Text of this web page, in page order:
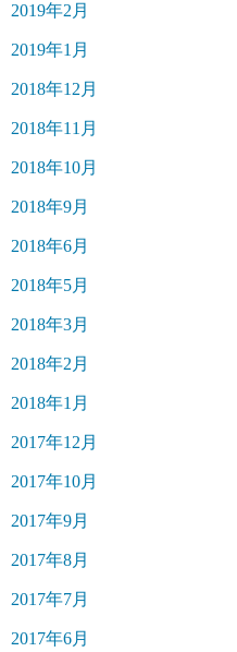
2019年2月
2019年1月
2018年12月
2018年11月
2018年10月
2018年9月
2018年6月
2018年5月
2018年3月
2018年2月
2018年1月
2017年12月
2017年10月
2017年9月
2017年8月
2017年7月
2017年6月